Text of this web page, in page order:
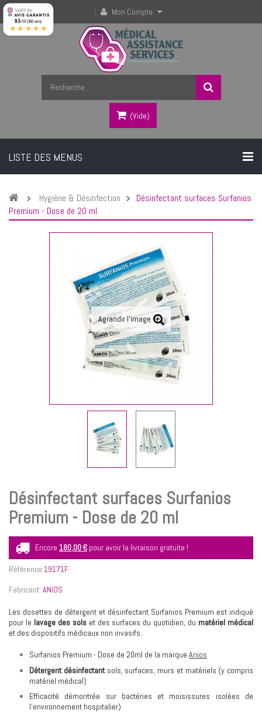
Mon Compte
(vide)
LISTE DES MENUS
Hygiène & Désinfection
Désinfectant surfaces Surfanios
Premium - Dose de 20 ml
Agrandir l'image
Désinfectant surfaces Surfanios
Premium - Dose de 20 ml
Encore 180,00 € pour avoir la livraison gratuite !
Référence 19171F
Fabricant: ANIOS
Les dosettes de détergent et désinfectant Surfanios Premium est indiqué
pour le lavage des solset des surfaces du quotidien, du matériel médical
et des dispositifs médicaux non invasifs.
Surfanios Premium - Dose de 20ml de la marque Anios
Détergent désinfectantsols, surfaces, murs et matériels (y compris
matériel médical)
Efficacité démontrée sur bactéries et moisissures isolées de
l’environnement hospitalier)
9.5/10 (365 avis)
★★★★★